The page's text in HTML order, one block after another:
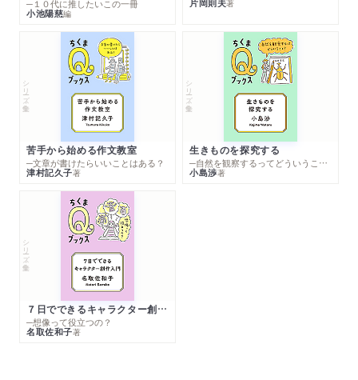
─１０代に推したいこの一冊
小池陽慈編
片岡則夫著
シリーズ・全集
苦手から始める作文教室
─文章が書けたらいいことはある？
津村記久子著
シリーズ・全集
生きものを探究する
─自然を観察するってどういうこと？
小島渉著
シリーズ・全集
７日でできるキャラクター創作入門
─想像って役立つの？
名取佐和子著